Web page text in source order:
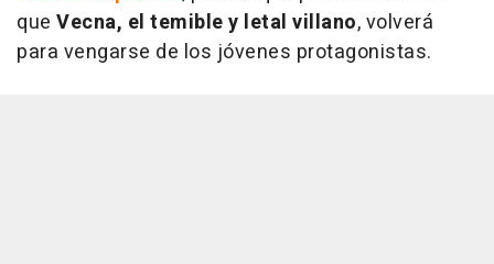
que Vecna, el temible y letal villano, volverá
para vengarse de los jóvenes protagonistas.